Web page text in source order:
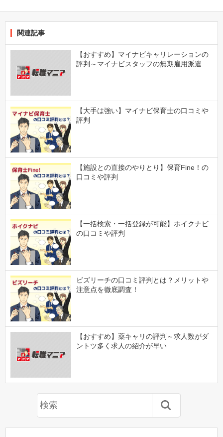
関連記事
【おすすめ】マイナビキャリレーションの
評判～マイナビスタッフの無期雇用派遣
【大手は強い】マイナビ保育士の口コミや
評判
【施設との直接のやりとり】保育Fine！の
口コミや評判
【一括検索・一括登録が可能】ホイクナビ
の口コミや評判
ビズリーチの口コミ評判とは？メリットや
注意点を徹底調査！
【おすすめ】薬キャリの評判～求人数がダ
ントツ多く求人の紹介が早い